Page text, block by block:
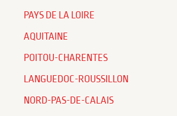
PAYS DE LA LOIRE
AQUITAINE
POITOU-CHARENTES
LANGUEDOC-ROUSSILLON
NORD-PAS-DE-CALAIS